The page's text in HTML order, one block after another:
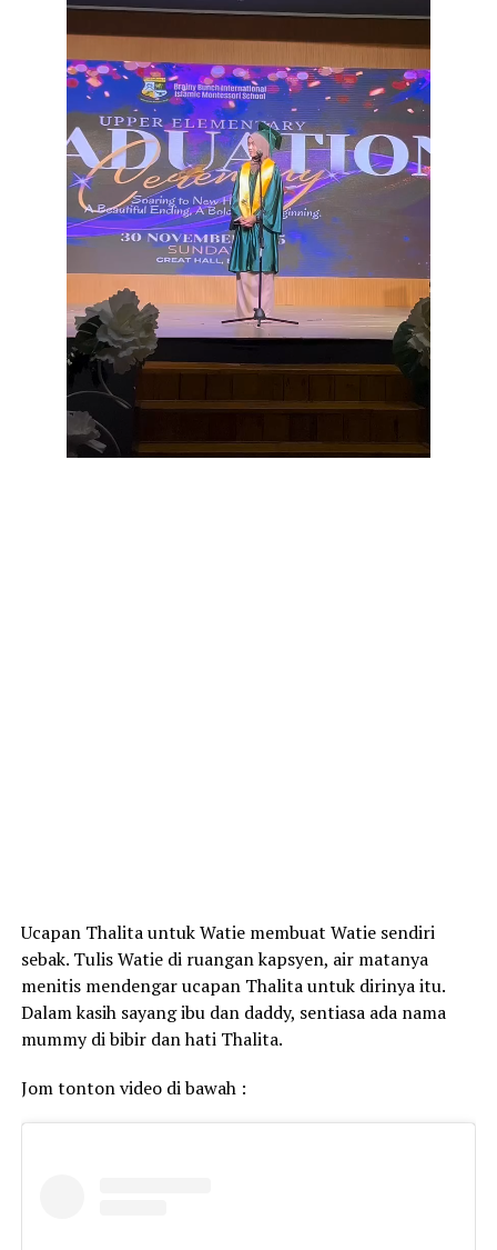
Ucapan Thalita untuk Watie membuat Watie sendiri
sebak. Tulis Watie di ruangan kapsyen, air matanya
menitis mendengar ucapan Thalita untuk dirinya itu.
Dalam kasih sayang ibu dan daddy, sentiasa ada nama
mummy di bibir dan hati Thalita.
Jom tonton video di bawah :